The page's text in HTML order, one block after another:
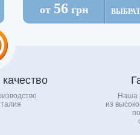
от 56грн
Наша
из